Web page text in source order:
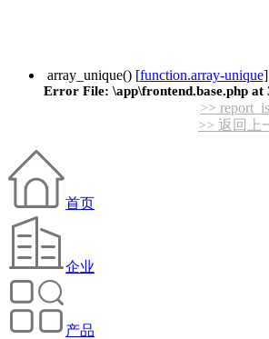
array_unique() [function.array-unique
Error File: \app\frontend.base.php at
>>
>> 返回上
首页
企业
产品